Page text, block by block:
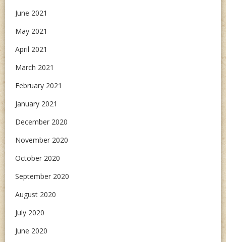
June 2021
May 2021
April 2021
March 2021
February 2021
January 2021
December 2020
November 2020
October 2020
September 2020
August 2020
July 2020
June 2020